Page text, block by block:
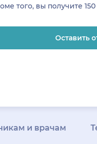
того, вы получите
Оставить
и врачам